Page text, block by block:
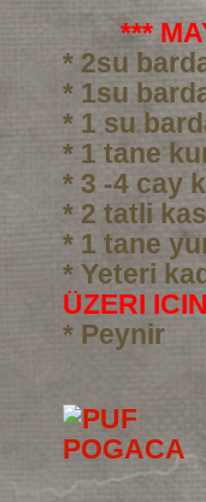
***
* 2su
* 1su
* 1 su
* 1 tane
* 3 -4 cay
* 2 tatli
* 1 tane
* Yeteri
ÜZERI
* Peynir